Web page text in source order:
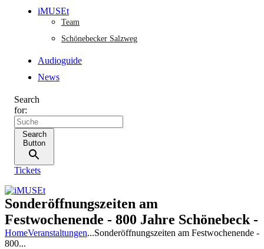
iMUSEt
Team
Schönebecker Salzweg
Audioguide
News
Search
for:
Search
Button
Tickets
Sonderöffnungszeiten am
Festwochenende - 800 Jahre Schönebeck -
HomeVeranstaltungen...Sonderöffnungszeiten am Festwochenende -
800...